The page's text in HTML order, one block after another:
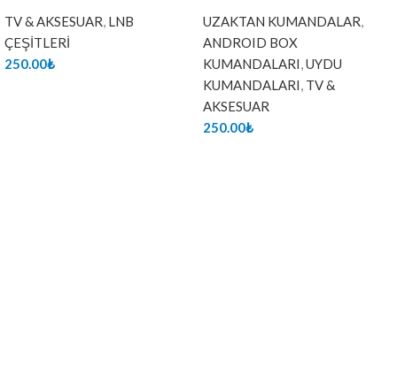
TV & AKSESUAR, LNB
ÇEŞİTLERİ
250.00₺
UZAKTAN KUMANDALAR,
ANDROID BOX
KUMANDALARI,UYDU
KUMANDALARI, TV &
AKSESUAR
250.00₺